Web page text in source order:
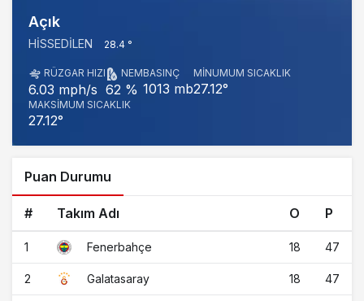
Açık
HISSEDILEN 28.4 °
RÜZGAR HIZI
6.03 mph/s
NEM
62 %
BASINÇ
1013 mb
MINUMUM SICAKLIK
27.12°
MAKSIMUM SICAKLIK
27.12°
Puan Durumu
# Takım Adı O P
1 Fenerbahçe 18 47
2 Galatasaray 18 47